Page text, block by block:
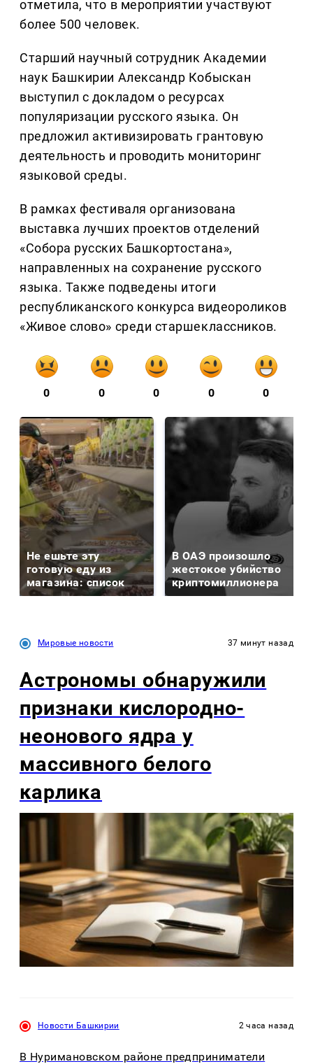
отметила, что в мероприятии участвуют
более 500 человек.
Старший научный сотрудник Академии
наук Башкирии Александр Кобыскан
выступил с докладом о ресурсах
популяризации русского языка. Он
предложил активизировать грантовую
деятельность и проводить мониторинг
языковой среды.
В рамках фестиваля организована
выставка лучших проектов отделений
«Собора русских Башкортостана»,
направленных на сохранение русского
языка. Также подведены итоги
республиканского конкурса видеороликов
«Живое слово» среди старшеклассников.
0 0 0 0 0
Не ешьте эту
готовую еду из
магазина: список
В ОАЭ произошло
жестокое убийство
криптомиллионера
Мировые новости 37 минут назад
Астрономы обнаружили
признаки кислородно-
неонового ядра у
массивного белого
карлика
Новости Башкирии 2 часа назад
В Нуримановском районе предприниматели